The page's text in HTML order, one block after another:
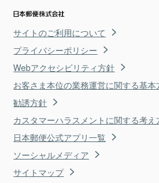
サイトのご利用について
プライバシーポリシー
Webアクセシビリティ方針
お客さま本位の業務運営に関する基本
勧誘方針
カスタマーハラスメントに関する考え
日本郵便公式アプリ一覧
ソーシャルメディア
サイトマップ